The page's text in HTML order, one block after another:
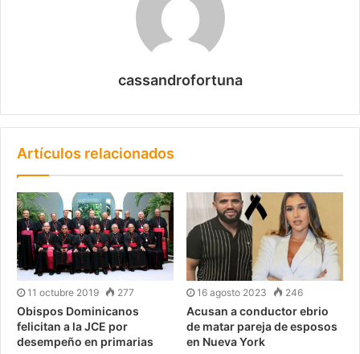
cassandrofortuna
Artículos relacionados
11 octubre 2019 277
Obispos Dominicanos
felicitan a la JCE por
desempeño en primarias
16 agosto 2023 246
Acusan a conductor ebrio
de matar pareja de esposos
en Nueva York